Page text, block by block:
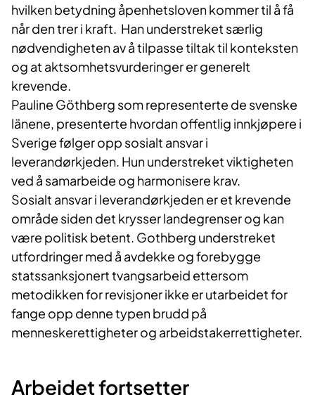
hvilken betydning åpenhetsloven kommer til å få
når den trer i kraft. Han understreket særlig
nødvendigheten av å tilpasse tiltak til konteksten
og at aktsomhetsvurderinger er generelt
krevende.
Pauline Göthberg som representerte de svenske
länene, presenterte hvordan offentlig innkjøpere i
Sverige følger opp sosialt ansvar i
leverandørkjeden. Hun understreket viktigheten
ved å samarbeide og harmonisere krav.
Sosialt ansvar i leverandørkjeden er et krevende
område siden det krysser landegrenser og kan
være politisk betent. Gothberg understreket
utfordringer med å avdekke og forebygge
statssanksjonert tvangsarbeid ettersom
metodikken for revisjoner ikke er utarbeidet for
fange opp denne typen brudd på
menneskerettigheter og arbeidstakerrettigheter.
Arbeidet fortsetter